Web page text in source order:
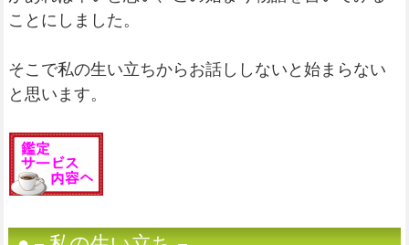
ことにしました。
そこで私の生い立ちからお話ししないと始まらない
と思います。